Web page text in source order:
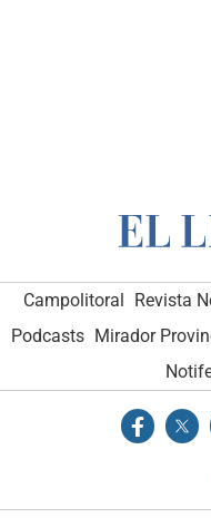
Campolitoral Revista
Podcasts Mirador